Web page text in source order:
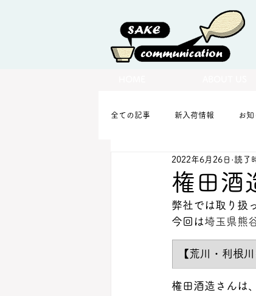
全ての記事 新入荷情報 お
権田酒
2022年6月26日 読了
弊社では取り扱
今回は埼玉県熊
​【荒川・利根
権田酒造さんは